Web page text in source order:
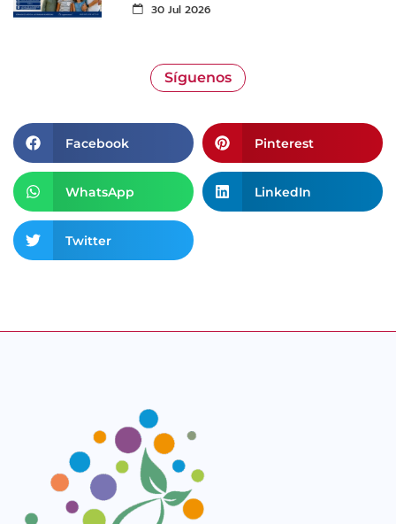
30 Jul 2026
Síguenos
Facebook Pinterest
WhatsApp LinkedIn
Twitter